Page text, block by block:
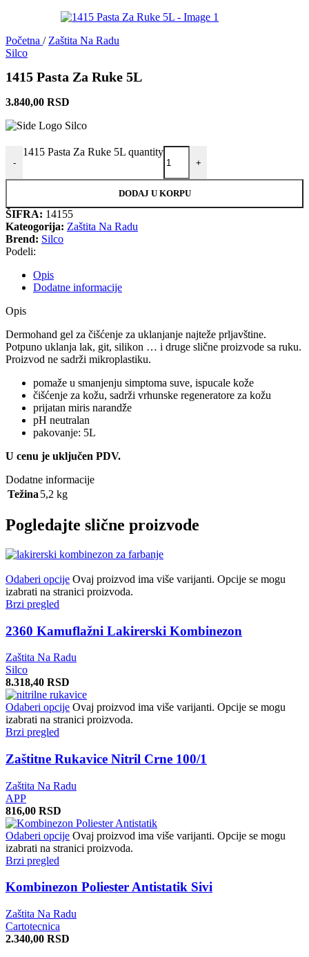
Početna / Zaštita Na Radu
Silco
1415 Pasta Za Ruke 5L
3.840,00 RSD
-
1415 Pasta Za Ruke 5L quantity
+
DODAJ U KORPU
ŠIFRA: 14155
Kateogorija: Zaštita Na Radu
Brend: Silco
Podeli:
Opis
Dodatne informacije
Opis
Dermohand gel za čišćenje za uklanjanje najteže prljavštine.
Potpuno uklanja lak, git, silikon … i druge slične proizvode sa ruku.
Proizvod ne sadrži mikroplastiku.
pomaže u smanjenju simptoma suve, ispucale kože
čišćenje za kožu, sadrži vrhunske regeneratore za kožu
prijatan miris narandže
pH neutralan
pakovanje: 5L
U cenu je uključen PDV.
Dodatne informacije
Težina 5,2 kg
Pogledajte slične proizvode
Odaberi opcije Ovaj proizvod ima više varijanti. Opcije se mogu
izabrati na stranici proizvoda.
Brzi pregled
2360 Kamuflažni Lakirerski Kombinezon
Zaštita Na Radu
Silco
8.318,40 RSD
Odaberi opcije Ovaj proizvod ima više varijanti. Opcije se mogu
izabrati na stranici proizvoda.
Brzi pregled
Zaštitne Rukavice Nitril Crne 100/1
Zaštita Na Radu
APP
816,00 RSD
Odaberi opcije Ovaj proizvod ima više varijanti. Opcije se mogu
izabrati na stranici proizvoda.
Brzi pregled
Kombinezon Poliester Antistatik Sivi
Zaštita Na Radu
Cartotecnica
2.340,00 RSD